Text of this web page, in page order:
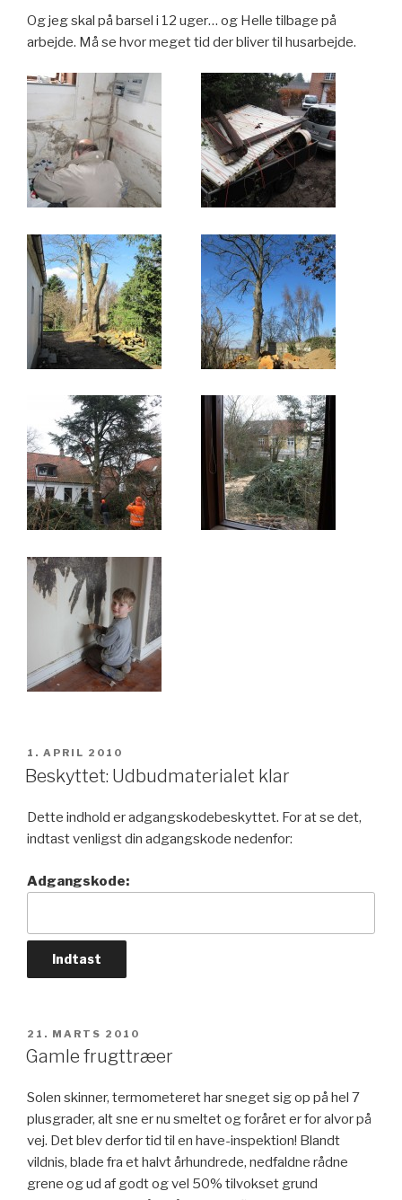
Og jeg skal på barsel i 12 uger… og Helle tilbage på
arbejde. Må se hvor meget tid der bliver til husarbejde.
UDGIVET
DEN
1. APRIL 2010
Beskyttet: Udbudmaterialet klar
Dette indhold er adgangskodebeskyttet. For at se det,
indtast venligst din adgangskode nedenfor:
Adgangskode:
UDGIVET
DEN
21. MARTS 2010
Gamle frugttræer
Solen skinner, termometeret har sneget sig op på hel 7
plusgrader, alt sne er nu smeltet og foråret er for alvor på
vej. Det blev derfor tid til en have-inspektion! Blandt
vildnis, blade fra et halvt århundrede, nedfaldne rådne
grene og ud af godt og vel 50% tilvokset grund